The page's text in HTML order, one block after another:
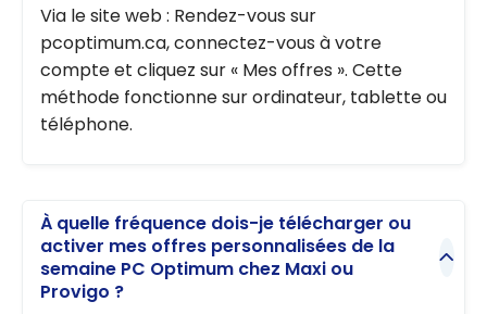
Via le site web : Rendez-vous sur
pcoptimum.ca, connectez-vous à votre
compte et cliquez sur « Mes offres ». Cette
méthode fonctionne sur ordinateur, tablette ou
téléphone.
À quelle fréquence dois-je télécharger ou
activer mes offres personnalisées de la
semaine PC Optimum chez Maxi ou
Provigo ?